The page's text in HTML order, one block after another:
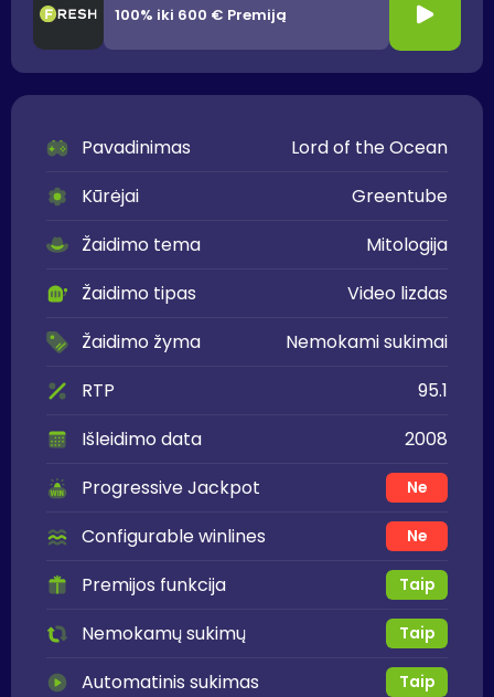
100% iki 600 € Premiją
Pavadinimas
Lord of the Ocean
Kūrėjai
Greentube
Žaidimo tema
Mitologija
Žaidimo tipas
Video lizdas
Žaidimo žyma
Nemokami sukimai
RTP
95.1
Išleidimo data
2008
Progressive Jackpot
Ne
Configurable winlines Ne
Premijos funkcija Taip
Nemokamų sukimų Taip
Automatinis sukimas Taip